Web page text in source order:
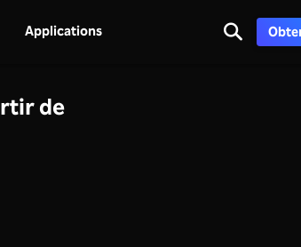
Applications
de